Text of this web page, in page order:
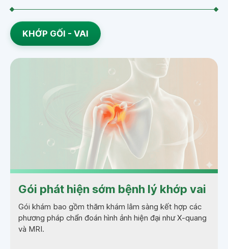
KHỚP GỐI - VAI
Gói phát hiện sớm bệnh lý khớp vai
Gói khám bao gồm thăm khám lâm sàng kết hợp các
phương pháp chẩn đoán hình ảnh hiện đại như X-quang
và MRI.